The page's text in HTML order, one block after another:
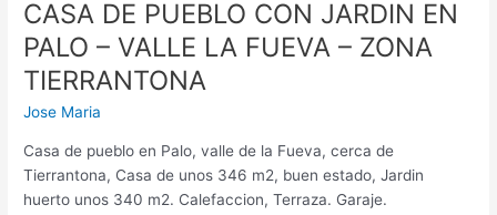
CASA DE PUEBLO CON JARDIN EN
PALO – VALLE LA FUEVA – ZONA
TIERRANTONA
Jose Maria
Casa de pueblo en Palo, valle de la Fueva, cerca de
Tierrantona, Casa de unos 346 m2, buen estado, Jardin
huerto unos 340 m2. Calefaccion, Terraza. Garaje.
ZONA
TIERRANTONA